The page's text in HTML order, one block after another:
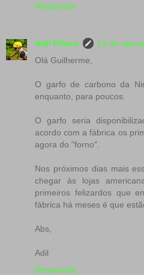
Responder
Adil Filoso
13 de
Olá Guilherme,
O garfo de carbono da
enquanto, para poucos.
O garfo seria
acordo com a fábrica os
agora do "forno".
Nos próximos dias mais
chegar às lojas
primeiros felizardos que
fábrica há meses é que
Abs,
Adil
Responder